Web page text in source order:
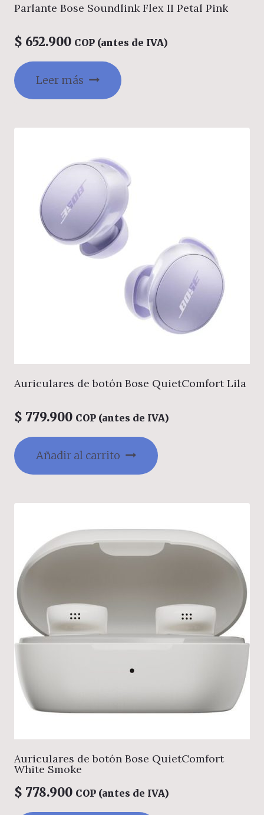
Parlante Bose Soundlink Flex II Petal Pink
$ 652.900 COP (antes de IVA)
Leer más
Auriculares de botón Bose QuietComfort Lila
$ 779.900 COP (antes de IVA)
Añadir al carrito
Auriculares de botón Bose QuietComfort
White Smoke
$ 778.900 COP (antes de IVA)